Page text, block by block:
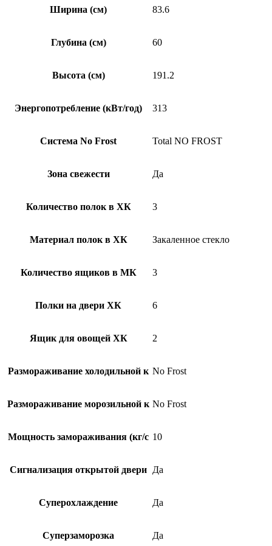
Ширина (см) 83.6
Глубина (см) 60
Высота (см) 191.2
Энергопотребление (кВт/год) 313
Система No Frost Total NO FROST
Зона свежести Да
Количество полок в ХК 3
Материал полок в ХК Закаленное стекло
Количество ящиков в МК 3
Полки на двери ХК 6
Ящик для овощей ХК 2
Размораживание холодильной к No Frost
Размораживание морозильной к No Frost
Мощность замораживания (кг/c 10
Сигнализация открытой двери Да
Суперохлаждение Да
Суперзаморозка Да